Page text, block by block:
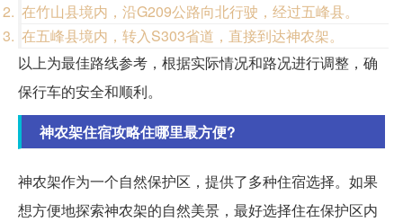
在竹山县境内，沿G209公路向北行驶，经过五峰县。
在五峰县境内，转入S303省道，直接到达神农架。
以上为最佳路线参考，根据实际情况和路况进行调整，确
保行车的安全和顺利。
神农架住宿攻略住哪里最方便?
神农架作为一个自然保护区，提供了多种住宿选择。如果
想方便地探索神农架的自然美景，最好选择住在保护区内